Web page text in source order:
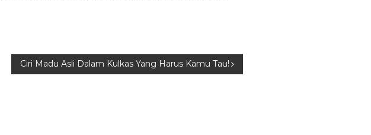
Ciri Madu Asli Dalam Kulkas Yang Harus Kamu Tau!